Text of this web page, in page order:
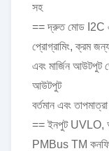
সহ
== দ্রুত মোড I2C
প্রোগ্রামিং, ক্রম
এবং মার্জিন আউটপুট
আউটপুট
বর্তমান এবং
== ইনপুট UVLO,
PMBus TM